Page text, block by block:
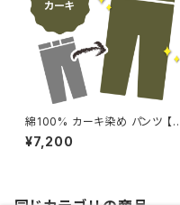
綿100% カーキ染め パンツ 【元
色：グリーン系 - 色あせあり】 -
染め直し[カーキ - Kahki]503-
¥7,200